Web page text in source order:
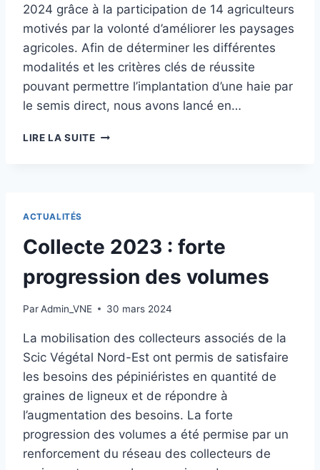
2024 grâce à la participation de 14 agriculteurs
motivés par la volonté d’améliorer les paysages
agricoles. Afin de déterminer les différentes
modalités et les critères clés de réussite
pouvant permettre l’implantation d’une haie par
le semis direct, nous avons lancé en…
LIRE LA SUITERÉGÉNÉRATION
DIRECT
DE
HAIE
EN
EST
ACTUALITÉS
Collecte 2023 : forte
progression des volumes
ParAdmin_VNE 30 mars 2024
La mobilisation des collecteurs associés de la
Scic Végétal Nord-Est ont permis de satisfaire
les besoins des pépiniéristes en quantité de
graines de ligneux et de répondre à
l’augmentation des besoins. La forte
progression des volumes a été permise par un
renforcement du réseau des collecteurs de